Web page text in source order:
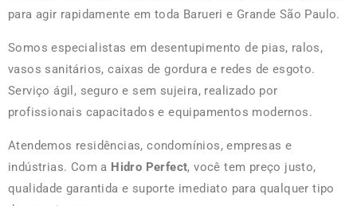
para agir rapidamente em toda Barueri e Grande São Paulo.
Somos especialistas em desentupimento de pias, ralos,
vasos sanitários, caixas de gordura e redes de esgoto.
Serviço ágil, seguro e sem sujeira, realizado por
profissionais capacitados e equipamentos modernos.
Atendemos residências, condomínios, empresas e
indústrias. Com a Hidro Perfect, você tem preço justo,
qualidade garantida e suporte imediato para qualquer tipo